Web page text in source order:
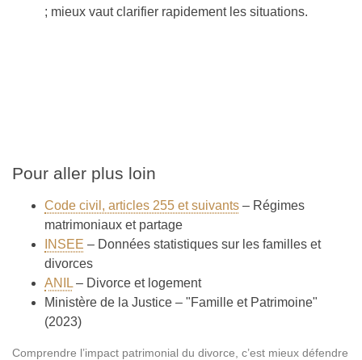
; mieux vaut clarifier rapidement les situations.
Pour aller plus loin
Code civil, articles 255 et suivants – Régimes
matrimoniaux et partage
INSEE – Données statistiques sur les familles et
divorces
ANIL – Divorce et logement
Ministère de la Justice – "Famille et Patrimoine"
(2023)
Comprendre l’impact patrimonial du divorce, c’est mieux défendre